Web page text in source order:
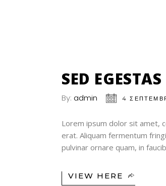
SED
By: admin 4
Lorem ipsum dolor sit amet,
erat. Aliquam fermentum
pulvinar ornare quam, in
VIEW HERE